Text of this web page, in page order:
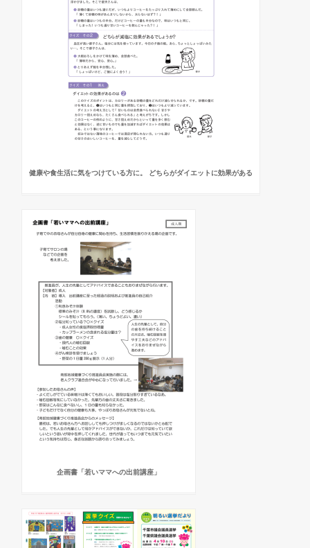
健康や食生活に気をつけている方に。 どちらがダイエットに効果がある
企画書「若いママへの出前講座」